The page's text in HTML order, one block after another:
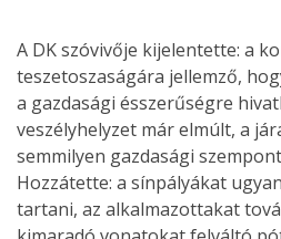
A DK szóvivője kijelentette: a
teszetoszaságára jellemző,
a gazdasági ésszerűségre
veszélyhelyzet már elmúlt, a
semmilyen gazdasági
Hozzátette: a sínpályákat
tartani, az alkalmazottakat